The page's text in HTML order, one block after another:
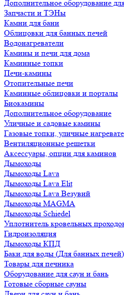
Дополнительное оборудование
Запчасти и ТЭНы
Камни для бани
Облицовки для банных печей
Водонагреватели
Камины и печи для дома
Каминные топки
Печи-камины
Отопительные печи
Каминные облицовки и порталы
Биокамины
Дополнительное оборудование
Уличные и садовые камины
Газовые топки, уличные
Вентиляционные решетки
Аксессуары, опции для каминов
Дымоходы
Дымоходы Lava
Дымоходы Lava Elit
Дымоходы Lava Везувий
Дымоходы MAGMA
Дымоходы Schiedel
Уплотнитель кровельных
Гидроизоляция
Дымоходы КПД
Баки для воды (Для банных печей)
Товары для печника
Оборудование для саун и бань
Готовые сборные сауны